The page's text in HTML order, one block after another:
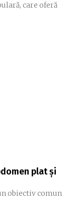
care oferă
plat și
obiectiv comun